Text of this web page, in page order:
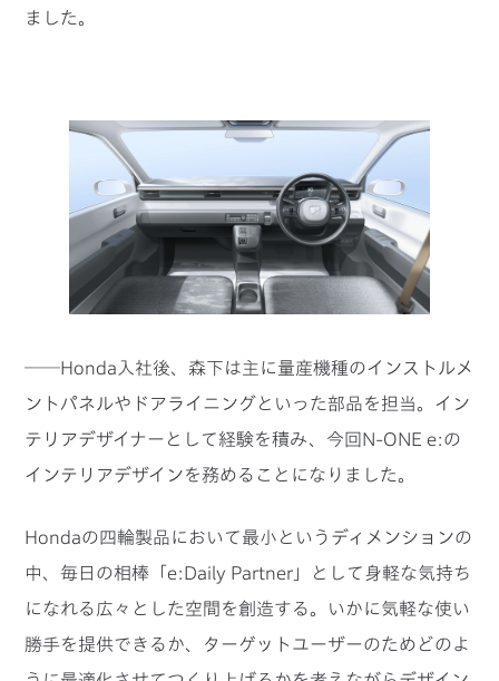
ました。
──Honda入社後、森下は主に量産機種のインストルメ
ントパネルやドアライニングといった部品を担当。イン
テリアデザイナーとして経験を積み、今回N-ONE e:の
インテリアデザインを務めることになりました。
Hondaの四輪製品において最小というディメンションの
中、毎日の相棒「e:Daily Partner」として身軽な気持ち
になれる広々とした空間を創造する。いかに気軽な使い
勝手を提供できるか、ターゲットユーザーのためどのよ